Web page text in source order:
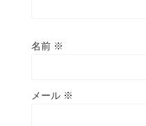
名前 ※
メール ※